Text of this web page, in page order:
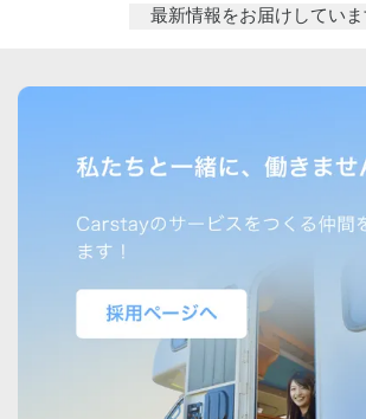
最新情報をお届けしていま